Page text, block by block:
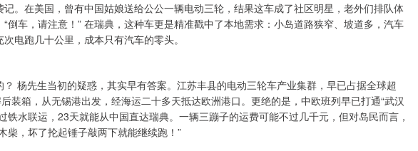
。在美国，曾有中国姑娘送给公公一辆电动三轮，结果这车成了社区明星，老外们排队体
倒车，请注意！” 在瑞典，这种车更是精准戳中了本地需求：小岛道路狭窄、坡道多，汽车
电跑几十公里，成本只有汽车的零头。
杨先生当初的疑惑，其实早有答案。江苏丰县的电动三轮车产业集群，早已占据全球超
装箱，从无锡港出发，经海运二十多天抵达欧洲港口。更绝的是，中欧班列早已打通“武汉
水联运，23天就能从中国直达瑞典。一辆三蹦子的运费可能不过几千元，但对岛民而言，
柴，坏了抡起锤子敲两下就能继续跑！”